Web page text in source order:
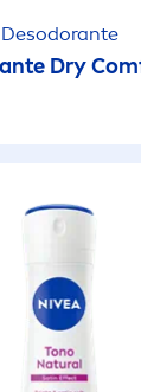
Desodorante
Dry